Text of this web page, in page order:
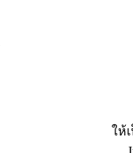
ให้